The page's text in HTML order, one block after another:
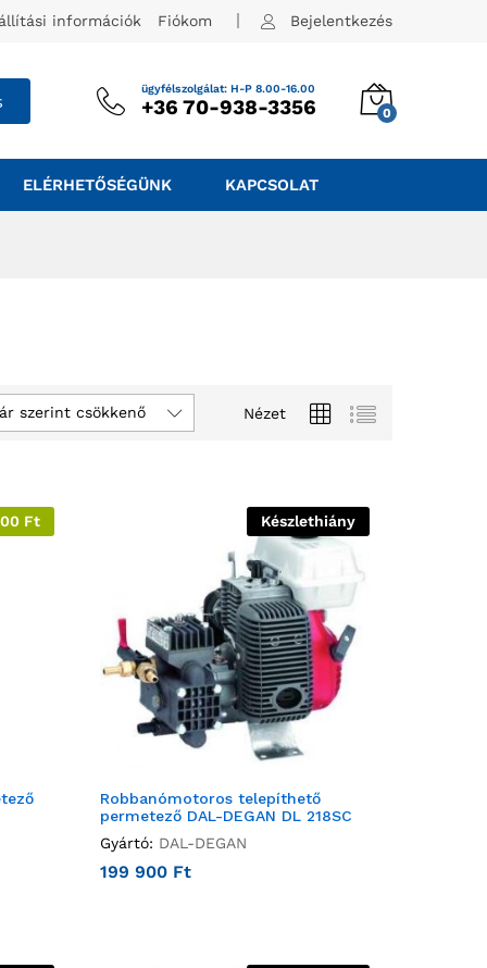
információk Fiókom Bejelentkezés
ügyfélszolgálat: H-P 8.00-16.00
+36 70-938-3356 0
ELÉRHETŐSÉGÜNK KAPCSOLAT
Nézet
szerint csökkenő
Ft Készlethiány
Robbanómotoros telepíthető
permetező DAL-DEGAN DL 218SC
Gyártó: DAL-DEGAN
199 900 Ft